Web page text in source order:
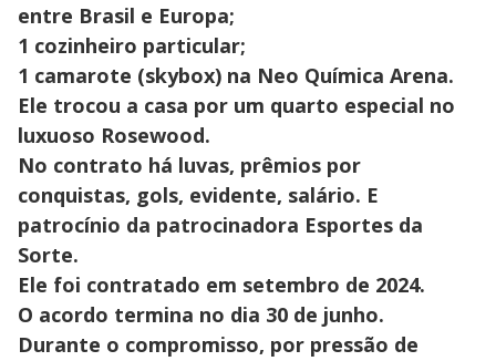
entre Brasil e Europa;
1 cozinheiro particular;
1 camarote (skybox) na Neo Química Arena.
Ele trocou a casa por um quarto especial no
luxuoso Rosewood.
No contrato há luvas, prêmios por
conquistas, gols, evidente, salário. E
patrocínio da patrocinadora Esportes da
Sorte.
Ele foi contratado em setembro de 2024.
O acordo termina no dia 30 de junho.
Durante o compromisso, por pressão de